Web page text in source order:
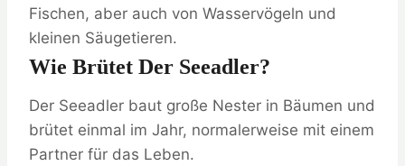
Fischen, aber auch von Wasservögeln und
kleinen Säugetieren.
Wie Brütet Der Seeadler?
Der Seeadler baut große Nester in Bäumen und
brütet einmal im Jahr, normalerweise mit einem
Partner für das Leben.